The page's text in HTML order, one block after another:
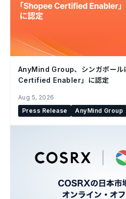
AnyMind Group、シンガポール
Certified Enabler」に認定
Aug 5, 2026
Press Release
AnyMind Group